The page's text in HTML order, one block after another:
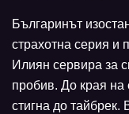
Българинът
страхотна серия и
Илиян сервира за
пробив. До края
стигна до